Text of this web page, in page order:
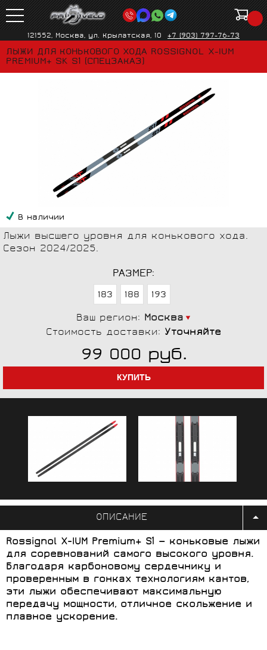
121552, Москва, ул. Крылатская, 10 +7 (903) 797-76-73
ЛЫЖИ ДЛЯ КОНЬКОВОГО ХОДА ROSSIGNOL X-IUM
PREMIUM+ SK S1 (СПЕЦЗАКАЗ)
В наличии
Лыжи высшего уровня для конькового хода.
Сезон 2024/2025.
РАЗМЕР:
183 188 193
Ваш регион: Москва
Стоимость доставки: Уточняйте
99 000 руб.
ОПИСАНИЕ
Rossignol X-IUM Premium+ S1 — коньковые лыжи
для соревнований самого высокого уровня.
Благодаря карбоновому сердечнику и
проверенным в гонках технологиям кантов,
эти лыжи обеспечивают максимальную
передачу мощности, отличное скольжение и
плавное ускорение.